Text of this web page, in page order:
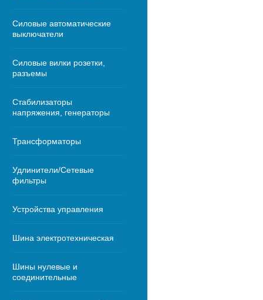
Силовые автоматические
выключатели
Силовые вилки розетки,
разъемы
Стабилизаторы
напряжения, генераторы
Трансформаторы
Удлинители/Сетевые
фильтры
Устройства управления
Шина электротехническая
Шины нулевые и
соединительные